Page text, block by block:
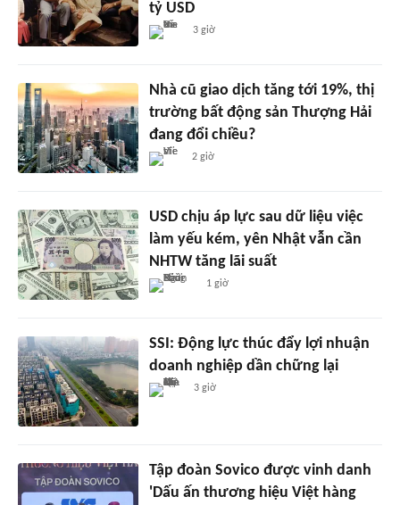
tỷ USD
3 giờ
Nhà cũ giao dịch tăng tới 19%, thị
trường bất động sản Thượng Hải
đang đổi chiều?
2 giờ
USD chịu áp lực sau dữ liệu việc
làm yếu kém, yên Nhật vẫn cần
NHTW tăng lãi suất
1 giờ
SSI: Động lực thúc đẩy lợi nhuận
doanh nghiệp dần chững lại
3 giờ
Tập đoàn Sovico được vinh danh
'Dấu ấn thương hiệu Việt hàng